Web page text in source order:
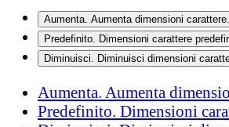
Aumenta . Aumenta dimensioni carattere.
Predefinito . Dimensioni carattere
Diminuisci . Diminuisci dimensioni
Aumenta . Aumenta
Predefinito . Dimensioni